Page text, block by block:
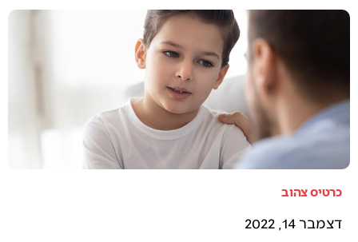
כרטיס צהוב
דצמבר 14, 2022